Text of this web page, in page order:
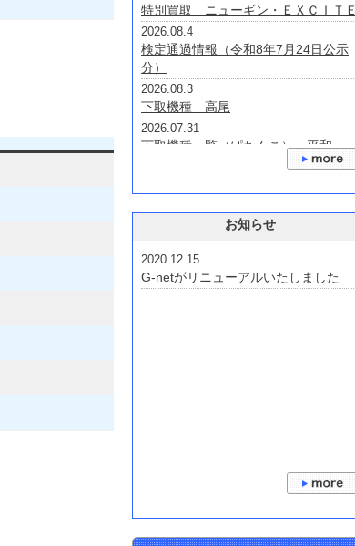
特別買取 ニューギン・ＥＸＣＩＴＥ
2026.08.4
検定通過情報（令和8年7月24日公示
分）
2026.08.3
下取機種 高尾
2026.07.31
下取機種一覧（ぱちんこ） 平和
下取り機種 京楽・オッケー
下取機種 三洋・サンスリー
2026.07.22
お知らせ
2020.12.15
G-netがリニューアルいたしました